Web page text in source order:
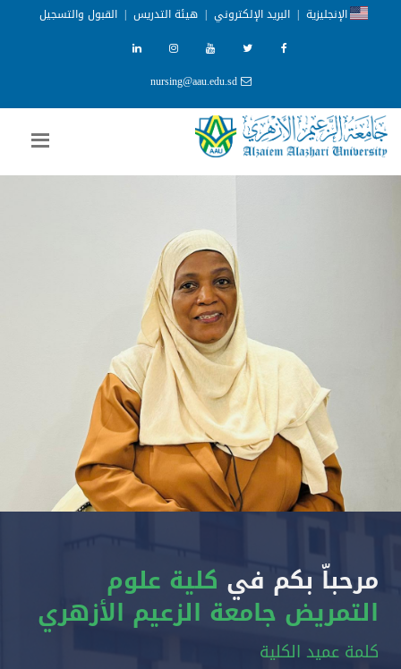
الإنجليزية | البريد الإلكتروني | هيئة التدريس | القبول والتسجيل
nursing@aau.edu.sd
مرحباّ بكم في كلية علوم
التمريض جامعة الزعيم الأزهري
كلمة عميد الكلية